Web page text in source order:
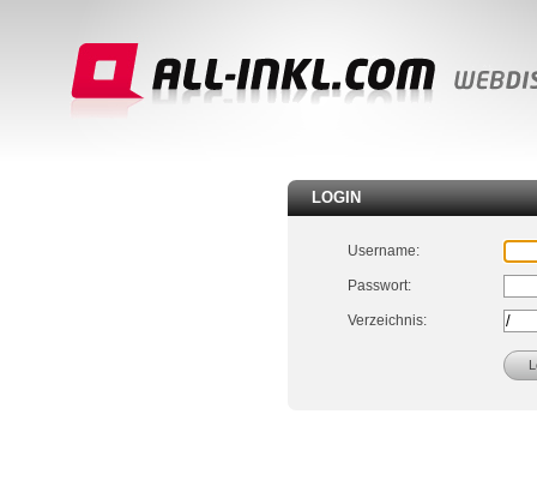
LOGIN
Username:
Passwort:
Verzeichnis: